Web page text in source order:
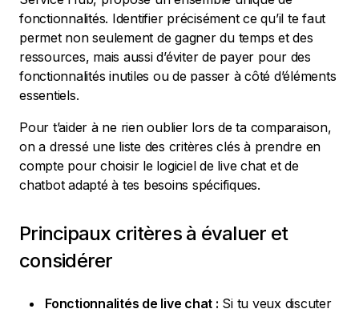
fonctionnalités. Identifier précisément ce qu’il te faut
permet non seulement de gagner du temps et des
ressources, mais aussi d’éviter de payer pour des
fonctionnalités inutiles ou de passer à côté d’éléments
essentiels.
Pour t’aider à ne rien oublier lors de ta comparaison,
on a dressé une liste des critères clés à prendre en
compte pour choisir le logiciel de live chat et de
chatbot adapté à tes besoins spécifiques.
Principaux critères à évaluer et
considérer
Fonctionnalités de live chat : Si tu veux discuter